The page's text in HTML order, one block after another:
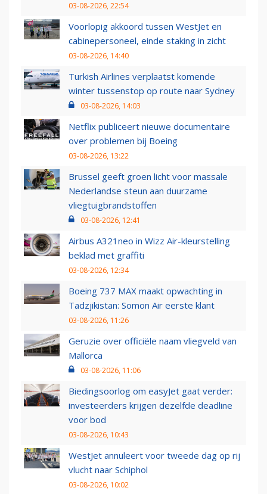
03-08-2026, 22:54
Voorlopig akkoord tussen WestJet en
cabinepersoneel, einde staking in zicht
03-08-2026, 14:40
Turkish Airlines verplaatst komende
winter tussenstop op route naar Sydney
03-08-2026, 14:03
Netflix publiceert nieuwe documentaire
over problemen bij Boeing
03-08-2026, 13:22
Brussel geeft groen licht voor massale
Nederlandse steun aan duurzame
vliegtuigbrandstoffen
03-08-2026, 12:41
Airbus A321neo in Wizz Air-kleurstelling
beklad met graffiti
03-08-2026, 12:34
Boeing 737 MAX maakt opwachting in
Tadzjikistan: Somon Air eerste klant
03-08-2026, 11:26
Geruzie over officiële naam vliegveld van
Mallorca
03-08-2026, 11:06
Biedingsoorlog om easyJet gaat verder:
investeerders krijgen dezelfde deadline
voor bod
03-08-2026, 10:43
WestJet annuleert voor tweede dag op rij
vlucht naar Schiphol
03-08-2026, 10:02